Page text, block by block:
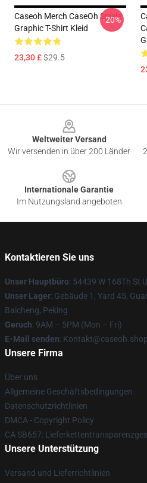
Caseoh Merch CaseOh Spiele
Graphic T-Shirt Kleid
23,30 £$29.5
-20%
Weltweiter Versand
Wir versenden in über 200 Länder
Internationale Garantie
Im Nutzungsland angeboten
Kontaktieren Sie uns
Unser Hauptbüro: 54439 W 168Th St
Unser Lager: Gebäude 1, Yard 45,
Baicheng, Peking
Geruch: 9AM – 5PM (Mon – Fri)
E-Mail senden: Kontakt@caseoh.shop
Unsere Firma
Über uns
Allgemeine Geschäftsbedingungen
Datenschutzrichtlinien
DMCA - Copyright Policy
CA SB657:
Unsere Unterstützung
Versand und Lieferrichtlinien